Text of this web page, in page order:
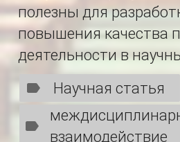
полезны для
повышения качества
деятельности в
Научная статья
взаимодействие